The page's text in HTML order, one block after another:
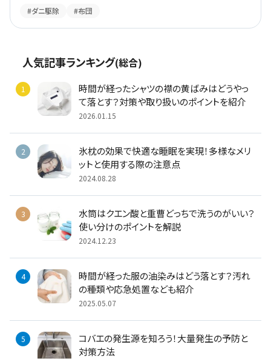
#ダニ駆除 #布団
人気記事ランキング(総合)
時間が経ったシャツの襟の黄ばみはどうやっ
て落とす？対策や取り扱いのポイントを紹介
2026.01.15
氷枕の効果で快適な睡眠を実現！多様なメリ
ットと使用する際の注意点
2024.08.28
水筒はクエン酸と重曹どっちで洗うのがいい？
使い分けのポイントを解説
2024.12.23
時間が経った服の油染みはどう落とす？汚れ
の種類や応急処置なども紹介
2025.05.07
コバエの発生源を知ろう！大量発生の予防と
対策方法